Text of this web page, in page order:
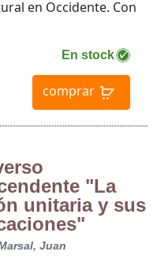
En stock
comprar
en Occidente. Con
"La
unitaria y sus
Juan